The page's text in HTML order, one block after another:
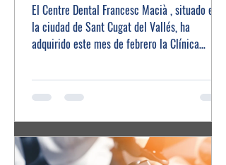
El Centre Dental Francesc Macià , situado en
la ciudad de Sant Cugat del Vallés, ha
adquirido este mes de febrero la Clínica